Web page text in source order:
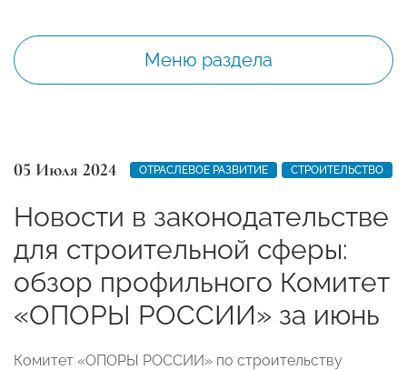
Меню раздела
05 Июля 2024 ОТРАСЛЕВОЕ РАЗВИТИЕ СТРОИТЕЛЬСТВО
Новости в законодательстве
для строительной сферы:
обзор профильного Комитет
«ОПОРЫ РОССИИ» за июнь
Комитет «ОПОРЫ РОССИИ» по строительству